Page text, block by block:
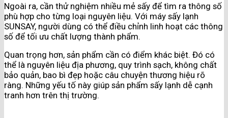
Ngoài ra, cần thử nghiệm nhiều mẻ sấy để tìm ra thông số
phù hợp cho từng loại nguyên liệu. Với máy sấy lạnh
SUNSAY, người dùng có thể điều chỉnh linh hoạt các thông
số để tối ưu chất lượng thành phẩm.
Quan trọng hơn, sản phẩm cần có điểm khác biệt. Đó có
thể là nguyên liệu địa phương, quy trình sạch, không chất
bảo quản, bao bì đẹp hoặc câu chuyện thương hiệu rõ
ràng. Những yếu tố này giúp sản phẩm sấy lạnh dễ cạnh
tranh hơn trên thị trường.